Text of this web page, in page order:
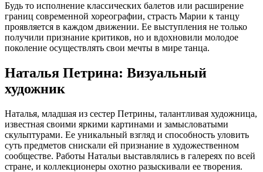
Будь то исполнение классических балетов или расширение
границ современной хореографии, страсть Марии к танцу
проявляется в каждом движении. Ее выступления не только
получили признание критиков, но и вдохновили молодое
поколение осуществлять свои мечты в мире танца.
Наталья Петрина: Визуальный
художник
Наталья, младшая из сестер Петрины, талантливая художница,
известная своими яркими картинами и замысловатыми
скульптурами. Ее уникальный взгляд и способность уловить
суть предметов снискали ей признание в художественном
сообществе. Работы Натальи выставлялись в галереях по всей
стране, и коллекционеры охотно разыскивали ее творения.